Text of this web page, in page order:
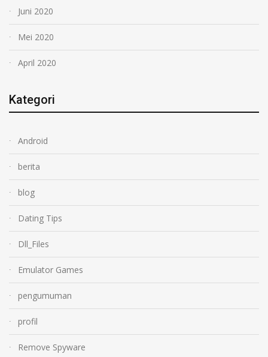
Juni 2020
Mei 2020
April 2020
Kategori
Android
berita
blog
Dating Tips
Dll_Files
Emulator Games
pengumuman
profil
Remove Spyware